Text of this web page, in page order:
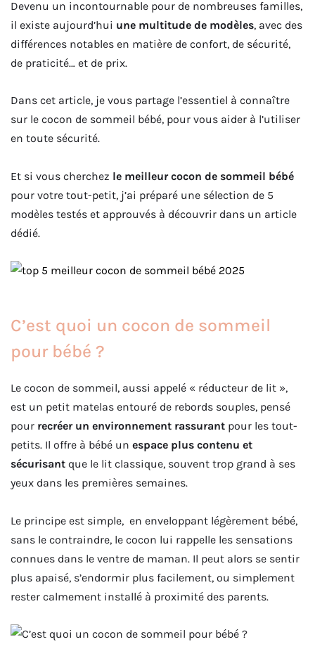
Devenu un incontournable pour de nombreuses familles,
il existe aujourd’hui une multitude de modèles, avec des
différences notables en matière de confort, de sécurité,
de praticité… et de prix.
Dans cet article, je vous partage l’essentiel à connaître
sur le cocon de sommeil bébé, pour vous aider à l’utiliser
en toute sécurité.
Et si vous cherchez le meilleur cocon de sommeil bébé
pour votre tout-petit, j’ai préparé une sélection de 5
modèles testés et approuvés à découvrir dans un article
dédié.
C’est quoi un cocon de sommeil
pour bébé ?
Le cocon de sommeil, aussi appelé « réducteur de lit »,
est un petit matelas entouré de rebords souples, pensé
pour recréer un environnement rassurant pour les tout-
petits. Il offre à bébé un espace plus contenu et
sécurisant que le lit classique, souvent trop grand à ses
yeux dans les premières semaines.
Le principe est simple, en enveloppant légèrement bébé,
sans le contraindre, le cocon lui rappelle les sensations
connues dans le ventre de maman. Il peut alors se sentir
plus apaisé, s’endormir plus facilement, ou simplement
rester calmement installé à proximité des parents.